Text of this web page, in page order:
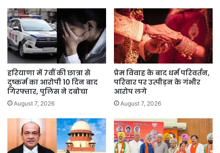
हरियाणा में 7वीं की छात्रा से
दुष्कर्म का आरोपी 10 दिन बाद
गिरफ्तार, पुलिस ने दबोचा
August 7, 2026
प्रेम विवाह के बाद धर्म परिवर्तन,
परिवार पर उत्पीड़न के गंभीर
आरोप लगे
August 7, 2026